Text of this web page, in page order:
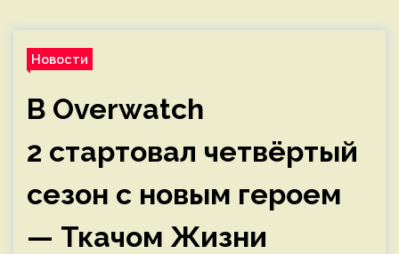
Новости
В Overwatch
2 стартовал четвёртый
сезон с новым героем
— Ткачом Жизни